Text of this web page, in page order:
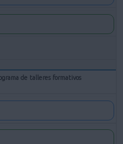
de talleres formativos